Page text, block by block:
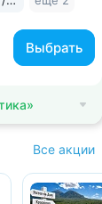
Выбрать
Все акции